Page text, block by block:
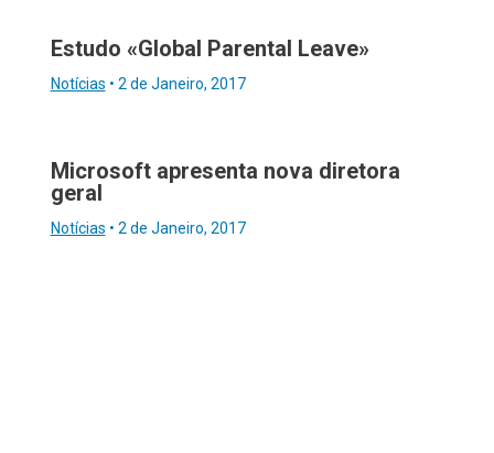
Estudo «Global Parental Leave»
Notícias • 2 de Janeiro, 2017
Microsoft apresenta nova diretora
geral
Notícias • 2 de Janeiro, 2017